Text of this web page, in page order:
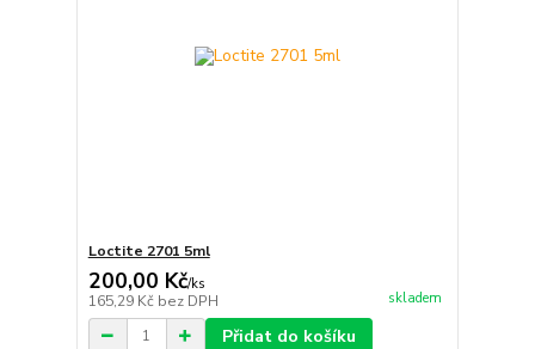
Loctite 2701 5ml
200,00 Kč/ks
165,29 Kč bez DPH skladem
Přidat do košíku